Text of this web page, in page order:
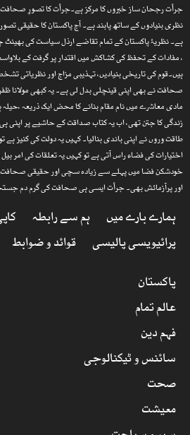
جرأت رجحان ساز خبروں کا مرکز ہے۔جرأت کا تصورِ صحافت
نظری بنیادوں کے ساتھ پابند ہے۔ آج پاکستان کا حقیقی
ہے۔ نظریۂ پاکستان کے تمام تقاضے ارذل سیاست کی
، مفادات کے تحفظ کی کشاکش میں اقتدار پر گرفت کے
ہیں۔قوم کی تاریخی بنیادیں، تہذیبی مزاج اور نظریاتی
صحافت نے بھی اپنی قینچلی بدل لی ہے۔ یہ کبھی مولانا
مادی معاشرے میں نام مقام بنانے کا محض ایک ذریعہ
زندگی کا جتن تھی، اب یہ کتاب صداقت کے حاشیے پر
طاقت وروں نے اپنی باندی بنالیا۔ کہیں یہ دولت کی کنیز
اختیارات کی فضاء راس آتی ہے تو کہیں یہ تعلقات کی امر
خودشکن فضا میں پہلے سے زیادہ سچی اور حقیقی صحافت
اور پرآزمائش بھی۔ جرأت ایسی ہی صحافت کی گرم دم
ہمارے بارے میں ہم سے رابطہ
پرائیویسی پالیسی
قوائد و ضوابط
پاکستان
عالم تمام
فہم دین
سائنس و ٹیکنالوجی
صحت
معیشت